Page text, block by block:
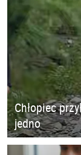
Chłopiec
jedno